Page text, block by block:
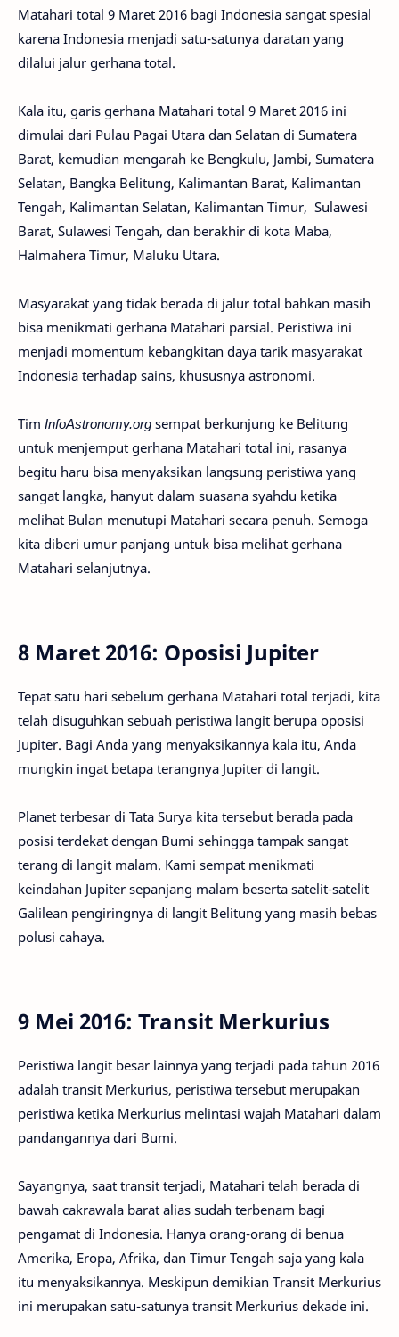
Matahari total 9 Maret 2016 bagi Indonesia sangat spesial
karena Indonesia menjadi satu-satunya daratan yang
dilalui jalur gerhana total.
Kala itu, garis gerhana Matahari total 9 Maret 2016 ini
dimulai dari Pulau Pagai Utara dan Selatan di Sumatera
Barat, kemudian mengarah ke Bengkulu, Jambi, Sumatera
Selatan, Bangka Belitung, Kalimantan Barat, Kalimantan
Tengah, Kalimantan Selatan, Kalimantan Timur, Sulawesi
Barat, Sulawesi Tengah, dan berakhir di kota Maba,
Halmahera Timur, Maluku Utara.
Masyarakat yang tidak berada di jalur total bahkan masih
bisa menikmati gerhana Matahari parsial. Peristiwa ini
menjadi momentum kebangkitan daya tarik masyarakat
Indonesia terhadap sains, khususnya astronomi.
Tim InfoAstronomy.org sempat berkunjung ke Belitung
untuk menjemput gerhana Matahari total ini, rasanya
begitu haru bisa menyaksikan langsung peristiwa yang
sangat langka, hanyut dalam suasana syahdu ketika
melihat Bulan menutupi Matahari secara penuh. Semoga
kita diberi umur panjang untuk bisa melihat gerhana
Matahari selanjutnya.
8 Maret 2016: Oposisi Jupiter
Tepat satu hari sebelum gerhana Matahari total terjadi, kita
telah disuguhkan sebuah peristiwa langit berupa oposisi
Jupiter. Bagi Anda yang menyaksikannya kala itu, Anda
mungkin ingat betapa terangnya Jupiter di langit.
Planet terbesar di Tata Surya kita tersebut berada pada
posisi terdekat dengan Bumi sehingga tampak sangat
terang di langit malam. Kami sempat menikmati
keindahan Jupiter sepanjang malam beserta satelit-satelit
Galilean pengiringnya di langit Belitung yang masih bebas
polusi cahaya.
9 Mei 2016: Transit Merkurius
Peristiwa langit besar lainnya yang terjadi pada tahun 2016
adalah transit Merkurius, peristiwa tersebut merupakan
peristiwa ketika Merkurius melintasi wajah Matahari dalam
pandangannya dari Bumi.
Sayangnya, saat transit terjadi, Matahari telah berada di
bawah cakrawala barat alias sudah terbenam bagi
pengamat di Indonesia. Hanya orang-orang di benua
Amerika, Eropa, Afrika, dan Timur Tengah saja yang kala
itu menyaksikannya. Meskipun demikian Transit Merkurius
ini merupakan satu-satunya transit Merkurius dekade ini.